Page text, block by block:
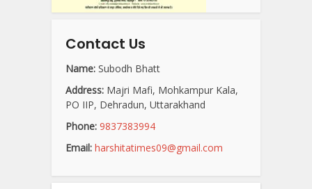
Contact Us
Name: Subodh Bhatt
Address: Majri Mafi, Mohkampur Kala,
PO IIP, Dehradun, Uttarakhand
Phone: 9837383994
Email: harshitatimes09@gmail.com